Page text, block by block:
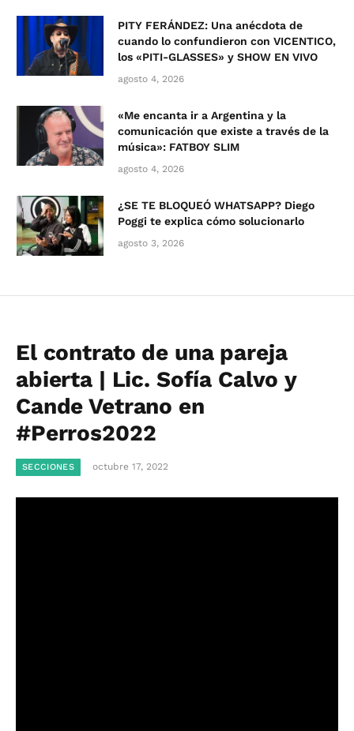
PITY FERÁNDEZ: Una anécdota de
cuando lo confundieron con VICENTICO,
los «PITI-GLASSES» y SHOW EN VIVO
agosto 4, 2026
«Me encanta ir a Argentina y la
comunicación que existe a través de la
música»: FATBOY SLIM
agosto 4, 2026
¿SE TE BLOQUEÓ WHATSAPP? Diego
Poggi te explica cómo solucionarlo
agosto 3, 2026
El contrato de una pareja
abierta | Lic. Sofía Calvo y
Cande Vetrano en
#Perros2022
SECCIONES octubre 17, 2022